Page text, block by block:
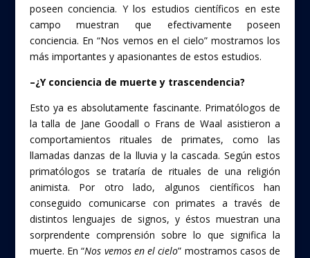
poseen conciencia. Y los estudios científicos en este
campo muestran que efectivamente poseen
conciencia. En “Nos vemos en el cielo” mostramos los
más importantes y apasionantes de estos estudios.
–¿Y conciencia de muerte y trascendencia?
Esto ya es absolutamente fascinante. Primatólogos de
la talla de Jane Goodall o Frans de Waal asistieron a
comportamientos rituales de primates, como las
llamadas danzas de la lluvia y la cascada. Según estos
primatólogos se trataría de rituales de una religión
animista. Por otro lado, algunos científicos han
conseguido comunicarse con primates a través de
distintos lenguajes de signos, y éstos muestran una
sorprendente comprensión sobre lo que significa la
muerte. En “Nos vemos en el cielo” mostramos casos de